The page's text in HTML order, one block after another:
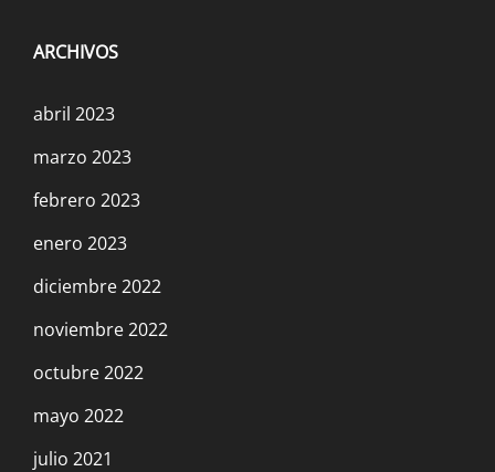
interburguesas entre camachistas y
22 enero, 2023
Perú: sólo la revolución terminará con la
explotación y la decadencia económica y
social
Ganó Lula, siguen perdiendo los
trabajadores
11 diciembre, 2022
ARCHIVOS
abril 2023
marzo 2023
febrero 2023
enero 2023
diciembre 2022
noviembre 2022
octubre 2022
mayo 2022
julio 2021